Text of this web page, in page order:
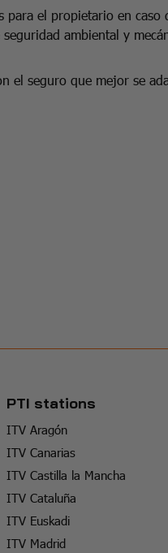
para el propietario en caso
ambiental y
el seguro que mejor se
PTI stations
ITV Aragón
ITV Canarias
ITV Castilla la Mancha
ITV Cataluña
ITV Euskadi
ITV Madrid